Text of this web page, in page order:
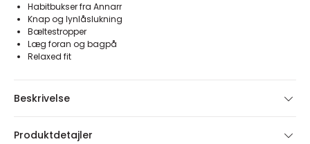
Habitbukser fra Annarr
Knap og lynlåslukning
Bæltestropper
Læg foran og bagpå
Relaxed fit
Beskrivelse
Produktdetajler